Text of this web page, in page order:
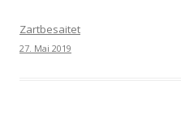
Zartbesaitet
27. Mai 2019